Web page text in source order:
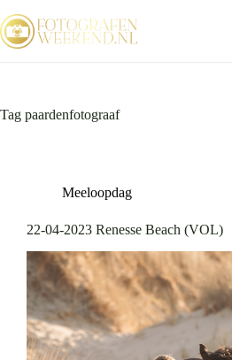
naar
de
Tag paardenfotograaf
Meeloopdag
22-04-2023 Renesse Beach (VOL)